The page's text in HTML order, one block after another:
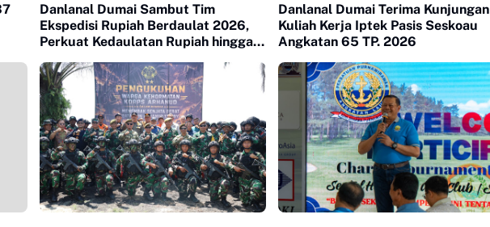
Danlanal Dumai Sambut Tim
Ekspedisi Rupiah Berdaulat 2026,
Perkuat Kedaulatan Rupiah hingga
Danlanal Dumai Terima Kunjungan
Kuliah Kerja Iptek Pasis Seskoau
Angkatan 65 TP. 2026